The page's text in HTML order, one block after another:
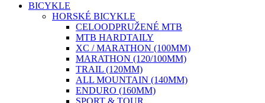
BICYKLE
HORSKÉ BICYKLE
CELOODPRUŽENÉ MTB
MTB HARDTAILY
XC / MARATHON (100MM)
MARATHON (120/100MM)
TRAIL (120MM)
ALL MOUNTAIN (140MM)
ENDURO (160MM)
SPORT & TOUR